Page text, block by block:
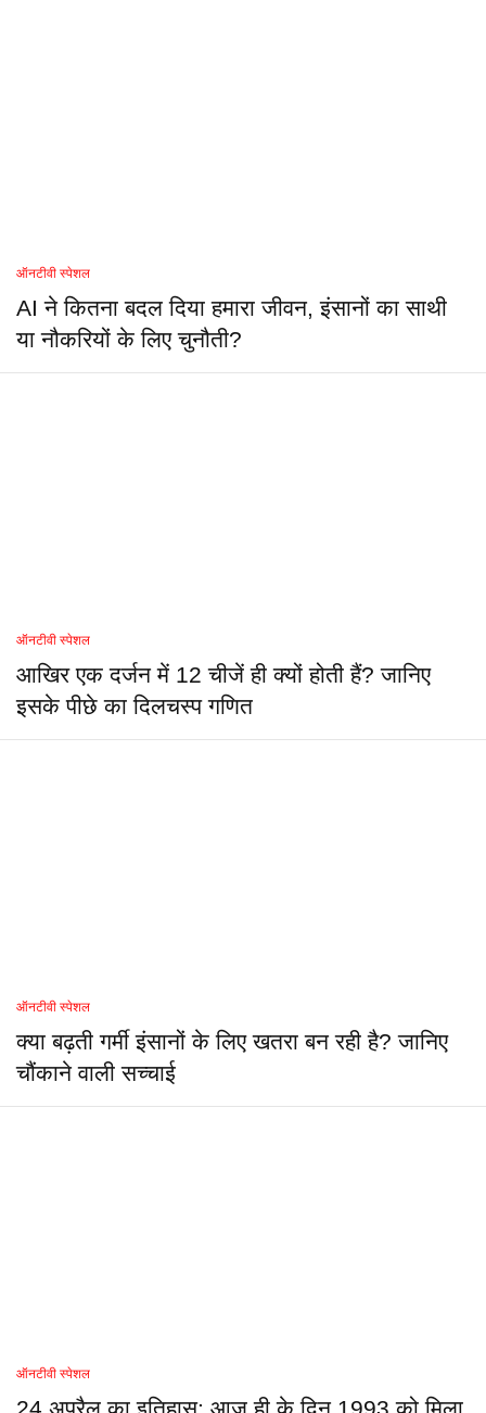
ऑनटीवी स्पेशल
AI ने कितना बदल दिया हमारा जीवन, इंसानों का साथी
या नौकरियों के लिए चुनौती?
ऑनटीवी स्पेशल
आखिर एक दर्जन में 12 चीजें ही क्यों होती हैं? जानिए
इसके पीछे का दिलचस्प गणित
ऑनटीवी स्पेशल
क्या बढ़ती गर्मी इंसानों के लिए खतरा बन रही है? जानिए
चौंकाने वाली सच्चाई
ऑनटीवी स्पेशल